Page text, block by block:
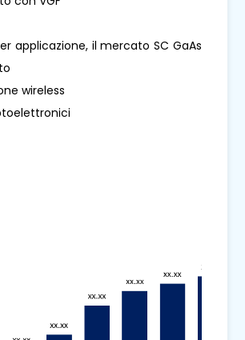
applicazione, il mercato SC GaAs
wireless